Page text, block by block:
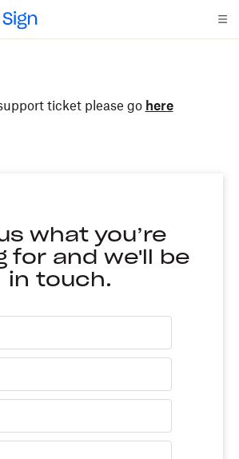
support ticket please go here
what you’re
for and we'll be
in touch.